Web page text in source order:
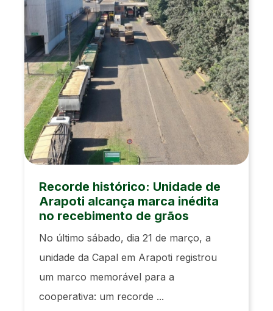
Recorde histórico: Unidade de
Arapoti alcança marca inédita
no recebimento de grãos
No último sábado, dia 21 de março, a
unidade da Capal em Arapoti registrou
um marco memorável para a
cooperativa: um recorde ...